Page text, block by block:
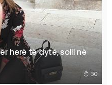
herë të dytë, solli në
50